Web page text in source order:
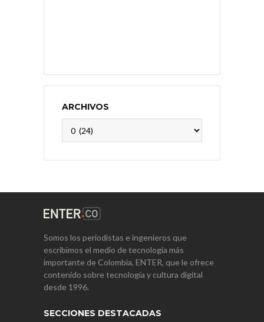
ARCHIVOS
Somos los periodistas e ingenieros que
escribimos el medio de tecnología más
importante de Colombia, ENTER, que le ofrece
contenido sobre tecnología y cultura digital
desde 1996.
SECCIONES DESTACADAS